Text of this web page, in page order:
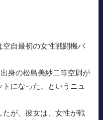
空自最初の女性戦闘機パ
身の松島美紗二等空尉が
になった、というニュ
が、彼女は、女性が戦